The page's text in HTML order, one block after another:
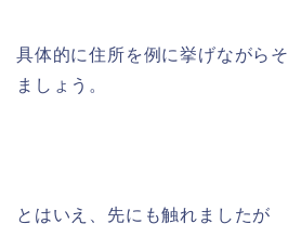
具体的に住所を例に挙げながら
ましょう。
とはいえ、先にも触れましたが